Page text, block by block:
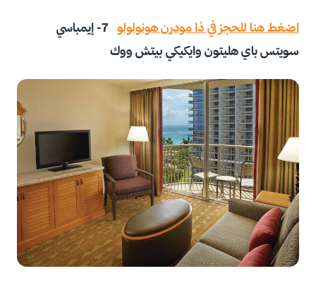
اضغط هنا للحجز في ذا مودرن هونولولو
7- إيمباسي
سويتس باي هليتون وايكيكي بيتش ووك